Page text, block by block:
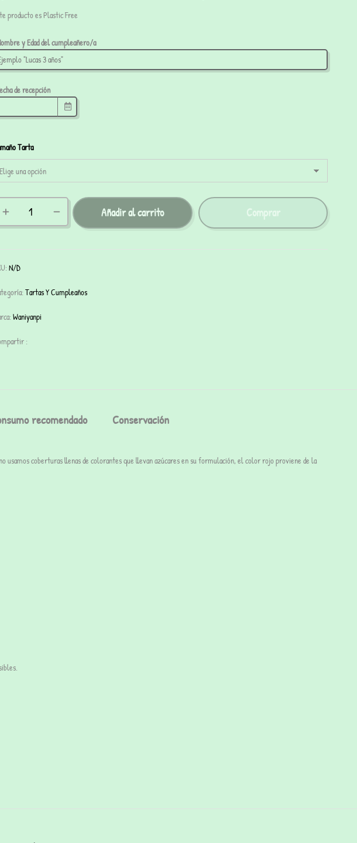
producto es Plastic Free
y Edad del cumpleañero/a
de recepción
Tarta
Añadir al carrito Comprar
N/D
Tartas Y Cumpleaños
Waniyanpi
:
recomendado Conservación
no usamos coberturasllenas de colorantes que llevan azúcares en su formulación, el color rojo proviene de la